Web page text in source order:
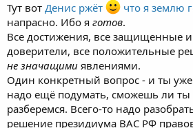
Тут вот Денис ржёт что я землю
напрасно. Ибо я готов.
Все достижения, все защищенные
доверители, все положительные
не значащими явлениями.
Один конкретный вопрос - и ты
надо ещё подумать, сможешь ли ты
разберемся. Всего-то надо
решение президиума ВАС РФ